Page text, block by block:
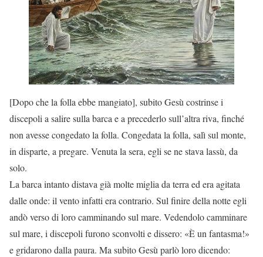
[Dopo che la folla ebbe mangiato], subito Gesù costrinse i
discepoli a salire sulla barca e a precederlo sull’altra riva, finché
non avesse congedato la folla. Congedata la folla, salì sul monte,
in disparte, a pregare. Venuta la sera, egli se ne stava lassù, da
solo.
La barca intanto distava già molte miglia da terra ed era agitata
dalle onde: il vento infatti era contrario. Sul finire della notte egli
andò verso di loro camminando sul mare. Vedendolo camminare
sul mare, i discepoli furono sconvolti e dissero: «È un fantasma!»
e gridarono dalla paura. Ma subito Gesù parlò loro dicendo: